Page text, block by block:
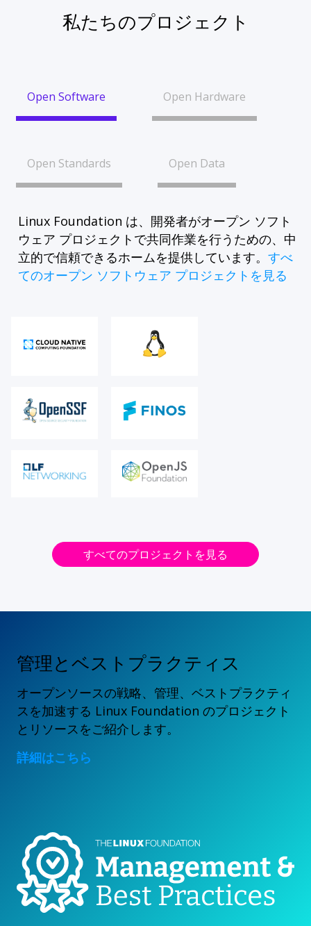
私たちのプロジェクト
Open Software Open Hardware
Open Standards Open Data
Linux Foundation は、開発者がオープン ソフト
ウェア プロジェクトで共同作業を行うための、中
立的で信頼できるホームを提供しています。 すべ
てのオープン ソフトウェア プロジェクトを見る
すべてのプロジェクトを見る
管理とベストプラクティス
オープンソースの戦略、管理、ベストプラクティ
スを加速する Linux Foundation のプロジェクト
とリソースをご紹介します。
詳細はこちら